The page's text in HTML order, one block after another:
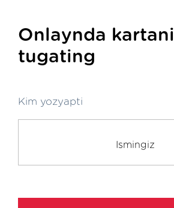
Onlaynda kartani
tugating
Kim yozyapti